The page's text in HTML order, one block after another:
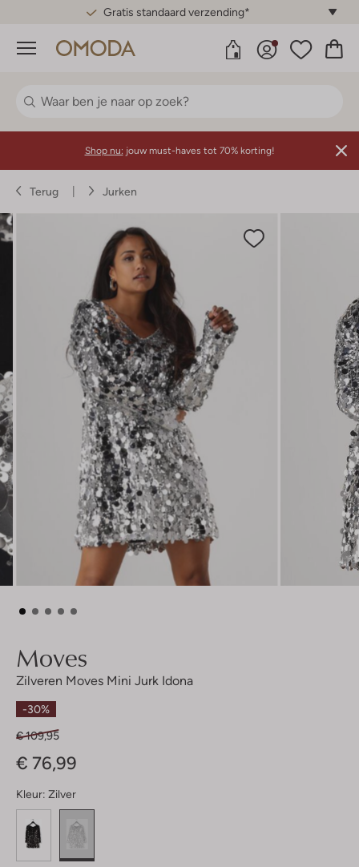
Gratis standaard verzending*
Menu
Shop nu: jouw must-haves tot 70% korting!
Terug Jurken
Moves
Zilveren Moves Mini Jurk Idona
-30%
€ 109,95
€ 76,99
Kleur: Zilver